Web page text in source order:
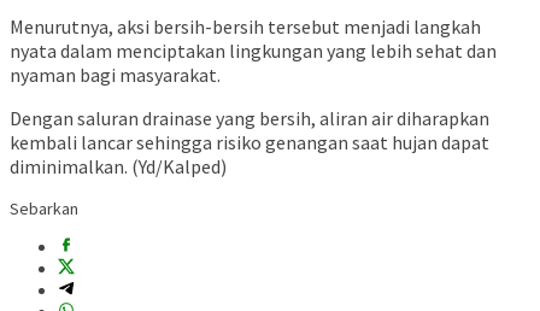
Menurutnya, aksi bersih-bersih tersebut menjadi langkah
nyata dalam menciptakan lingkungan yang lebih sehat dan
nyaman bagi masyarakat.
Dengan saluran drainase yang bersih, aliran air diharapkan
kembali lancar sehingga risiko genangan saat hujan dapat
diminimalkan. (Yd/Kalped)
Sebarkan